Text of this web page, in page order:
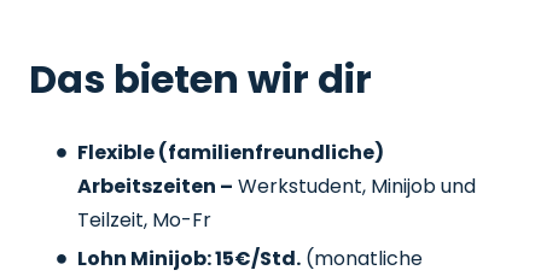
Das bieten wir dir
Flexible (familienfreundliche)
Arbeitszeiten – Werkstudent, Minijob und
Teilzeit, Mo-Fr
Lohn Minijob: 15€/Std. (monatliche